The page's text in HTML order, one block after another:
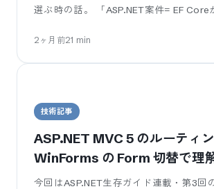
選ぶ時の話。 「ASP.NET案件= EF Core
2ヶ月前21 min
技術記事
ASP.NET MVC 5 のルーティ
WinForms の Form 切替で理
今回はASP.NET生存ガイド連載・第3回